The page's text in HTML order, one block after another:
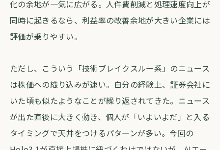
化の余地が一気に広がる。人件費削減と処理速度向上が
同時に起きるなら、利益率の改善余地が大きい企業には
評価が乗りやすい。
ただし、こういう「技術ブレイクスルー系」のニュース
は株価への織り込みが速い。自分の経験上、証券会社に
いた頃も似たようなことが繰り返されてきた。ニュース
が出た直後に大きく動き、個人が「いよいよだ」と入る
タイミングで天井をつけるパターンが多い。今回の